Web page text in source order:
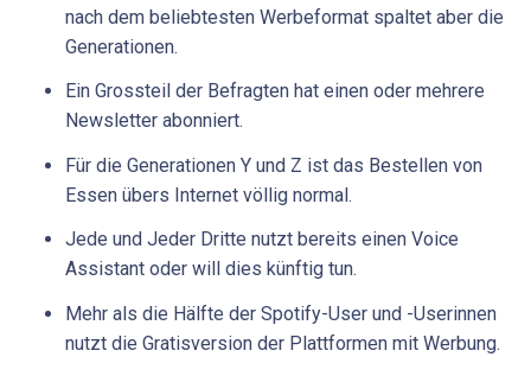
nach dem beliebtesten Werbeformat spaltet aber die
Generationen.
Ein Grossteil der Befragten hat einen oder mehrere
Newsletter abonniert.
Für die Generationen Y und Z ist das Bestellen von
Essen übers Internet völlig normal.
Jede und Jeder Dritte nutzt bereits einen Voice
Assistant oder will dies künftig tun.
Mehr als die Hälfte der Spotify-User und -Userinnen
nutzt die Gratisversion der Plattformen mit Werbung.